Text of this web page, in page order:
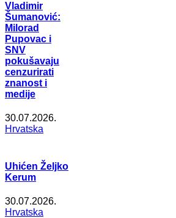
Vladimir
Šumanović:
Milorad
Pupovac i
SNV
pokušavaju
cenzurirati
znanost i
medije
30.07.2026.
Hrvatska
Uhićen Željko
Kerum
30.07.2026.
Hrvatska